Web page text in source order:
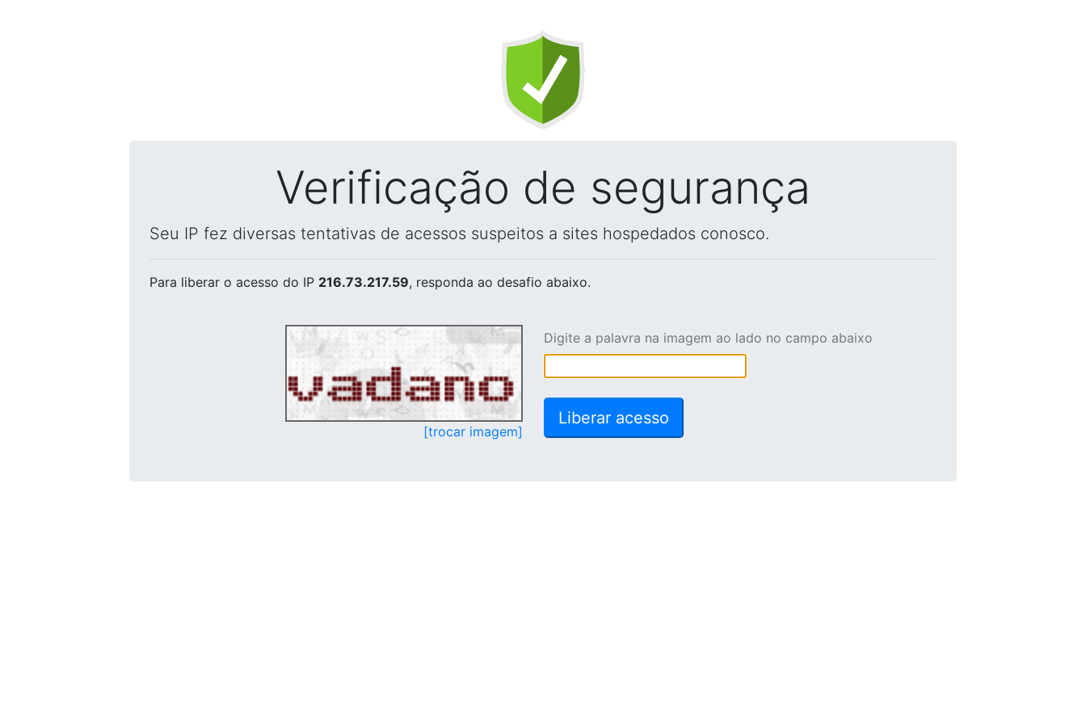
Verificação de segurança
Seu IP fez diversas tentativas de acessos suspeitos a sites hospedados conosco.
Para liberar o acesso do IP 216.73.217.59, responda ao desafio abaixo.
[trocar imagem]
Digite a palavra na imagem ao lado no campo abaixo